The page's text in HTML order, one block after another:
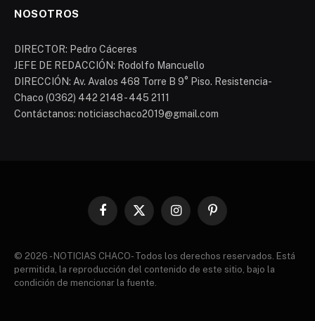
NOSOTROS
DIRECTOR: Pedro Cáceres
JEFE DE REDACCIÓN: Rodolfo Mancuello
DIRECCIÓN: Av. Avalos 468 Torre B 9° Piso. Resistencia-
Chaco (0362) 442 2148 - 445 2111
Contáctanos: noticiaschaco2019@gmail.com
Facebook
X
InstagramPinterest
© 2026 - NOTICIAS CHACO- Todos los derechos reservados. Está
permitida, la reproducción del contenido de este sitio, bajo la
condición de mencionar la fuente.